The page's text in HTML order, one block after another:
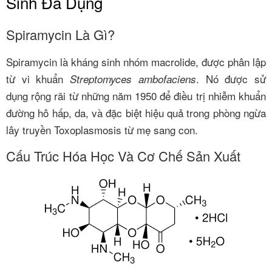
Spiramycin Là Gì?
Spiramycin là kháng sinh nhóm macrolide, được phân lập
từ vi khuẩnStreptomyces ambofaciens. Nó được sử
dụng rộng rãi từ những năm 1950 để điều trị nhiễm khuẩn
đường hô hấp, da, và đặc biệt hiệu quả trong phòng ngừa
lây truyền Toxoplasmosis từ mẹ sang con.
Cấu Trúc Hóa Học Và Cơ Chế Sản Xuất